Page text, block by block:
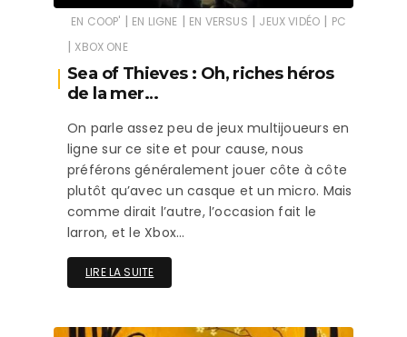
EN COOP' | EN LIGNE | EN VERSUS | JEUX VIDÉO | PC
| XBOX ONE
Sea of Thieves : Oh, riches héros
de la mer…
On parle assez peu de jeux multijoueurs en
ligne sur ce site et pour cause, nous
préférons généralement jouer côte à côte
plutôt qu’avec un casque et un micro. Mais
comme dirait l’autre, l’occasion fait le
larron, et le Xbox…
LIRE LA SUITE